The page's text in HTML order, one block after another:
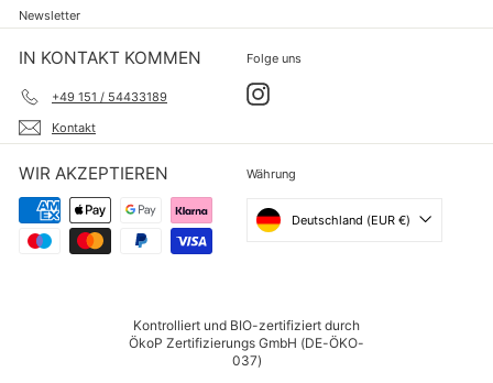
Newsletter
IN KONTAKT KOMMEN
+49 151 / 54433189
Kontakt
Folge uns
Instagram
WIR AKZEPTIEREN Währung
Deutschland (EUR €)
Kontrolliert und BIO-zertifiziert durch
ÖkoP Zertifizierungs GmbH (DE-ÖKO-
037)